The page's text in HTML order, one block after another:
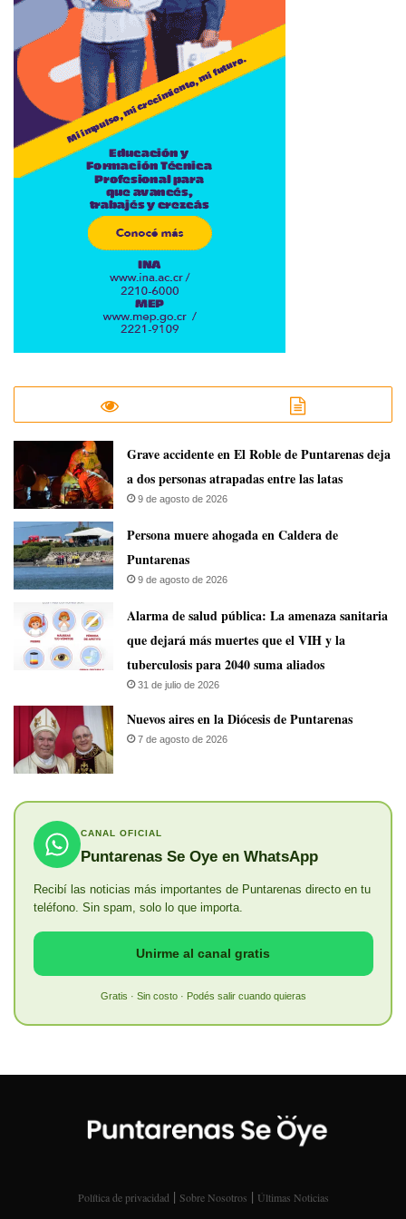
Grave accidente en El Roble de Puntarenas deja
a dos personas atrapadas entre las latas
9 de agosto de 2026
Persona muere ahogada en Caldera de
Puntarenas
9 de agosto de 2026
​Alarma de salud pública: La amenaza sanitaria
que dejará más muertes que el VIH y la
tuberculosis para 2040 suma aliados
31 de julio de 2026
​Nuevos aires en la Diócesis de Puntarenas
7 de agosto de 2026
CANAL OFICIAL
Puntarenas Se Oye en WhatsApp
Recibí las noticias más importantes de Puntarenas directo en tu
teléfono. Sin spam, solo lo que importa.
Unirme al canal gratis
Gratis · Sin costo · Podés salir cuando quieras
Política de privacidad| Sobre Nosotros | Últimas Noticias